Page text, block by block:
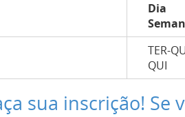
Dia
TER-
QUI
sua inscrição! Se